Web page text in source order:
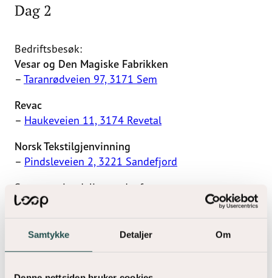
Samtykke Detaljer Om
Dag 2
Bedriftsbesøk:
Vesar og Den Magiske Fabrikken
– Taranrødveien 97, 3171 Sem
Revac
– Haukeveien 11, 3174 Revetal
Norsk Tekstilgjenvinning
– Pindsleveien 2, 3221 Sandefjord
Se gruppeinndeling nedenfor.
Norsk Tekstilgjenvinning kan sette opp et ekstra besøk
etter kl. 15 hvis det er ønskelig. Transport må i tilfelle
organiseres på egenhånd. Meld ifra direkte til